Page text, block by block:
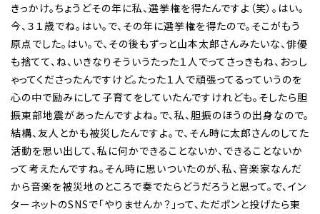
きっかけ。ちょうどその年に私、選挙権を得たんですよ（笑）。はい。
今、３１歳でね。はい。で、その年に選挙権を得たので。そこがもう
原点でした。はい。で、その後もずっと山本太郎さんみたいな、俳優
も捨てて、ね、いきなりそういうたった１人でってさっきもね、おっし
ゃってくださったんですけど。たった１人で頑張ってるっていうのを
心の中で励みにして子育てをしていたんですけれども。そしたら胆
振東部地震があったんですよね。で、私、胆振のほうの出身なので。
結構、友人とかも被災したんですよ。で、そん時に太郎さんのしてた
活動を思い出して、私に何かできることないか、できることないか
って考えたんですね。そん時に思いついたのが、私、音楽家なんだ
から音楽を被災地のところで奏でたらどうだろうと思って。で、イン
ターネットのSNSで「やりませんか？」って、ただポンと投げたら東